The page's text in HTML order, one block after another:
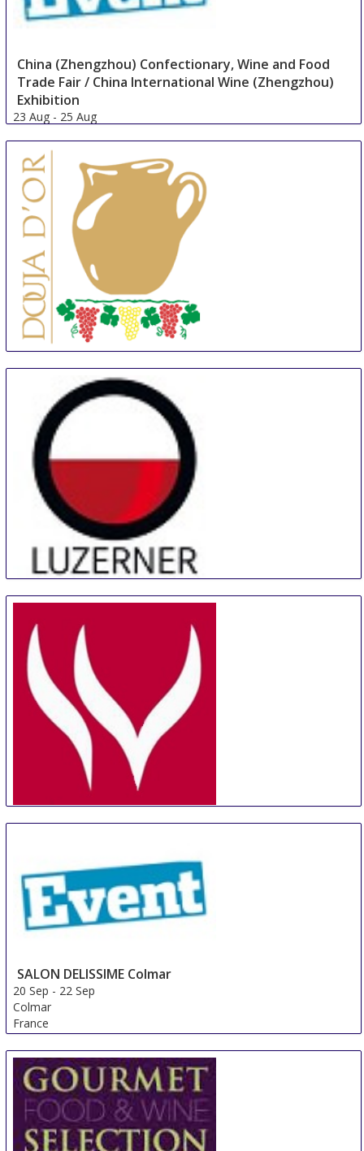
China (Zhengzhou) Confectionary, Wine and Food
Trade Fair / China International Wine (Zhengzhou)
Exhibition
23 Aug - 25 Aug
12 Sep
15 Sep
Lucerne
Switzerland
SALON DELISSIME Colmar
20 Sep - 22 Sep
Colmar
France